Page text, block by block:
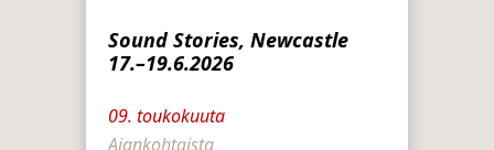
Sound Stories, Newcastle
17.–19.6.2026
09. toukokuuta
Ajankohtaista